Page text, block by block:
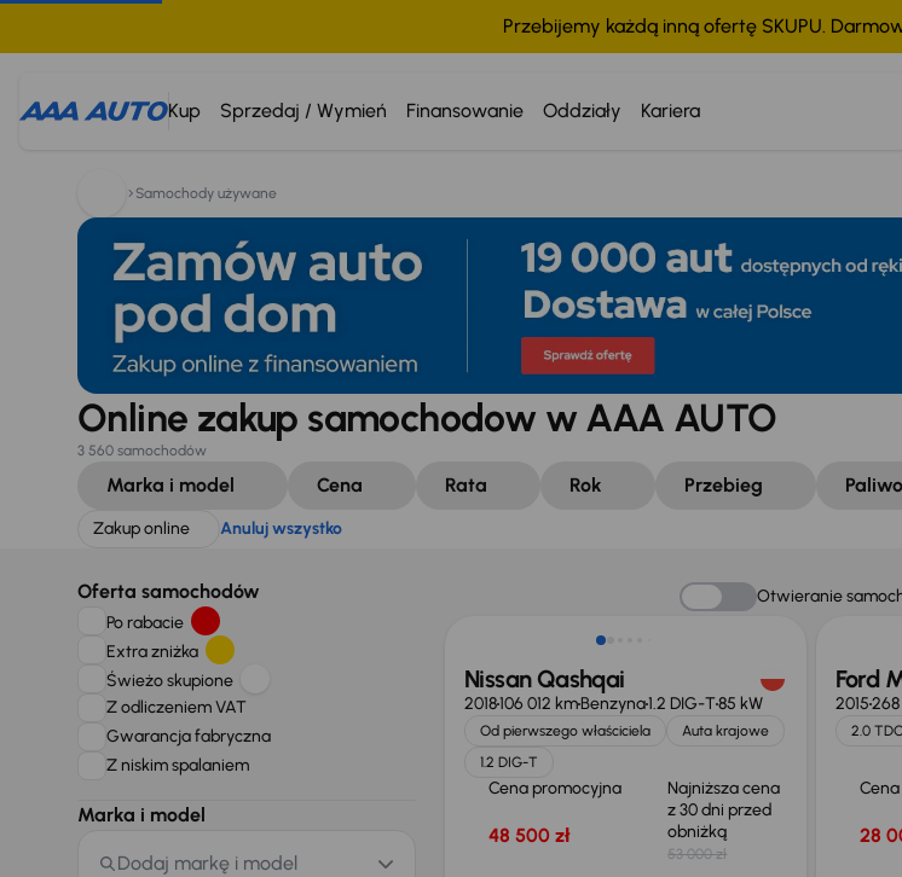
Przebijemy każdą inną ofertę SKUPU.
Kup Sprzedaj / Wymień Finansowanie Oddziały Kariera
Szukam: Anuluj wszystko
Samochody używane
Online zakup samochodow w AAA AUTO
3 560 samochodów
Marka i model Cena Rata Rok Przebieg Paliwo
Zakup online Anuluj wszystko
Oferta samochodów
Po rabacie
Extra zniżka
Świeżo skupione
Z odliczeniem VAT
Gwarancja fabryczna
Z niskim spalaniem
Marka i model
Dodaj markę i model
Otwieranie
Nissan Qashqai
2018106 012 kmBenzyna1.2 DIG-T85 kW
Od pierwszego właściciela
Auta krajowe
1.2 DIG-T
Cena promocyjna
48 500 zł
Najniższa cena
z 30 dni przed
obniżką
53 000 zł
Ford
2015268
2.0
28